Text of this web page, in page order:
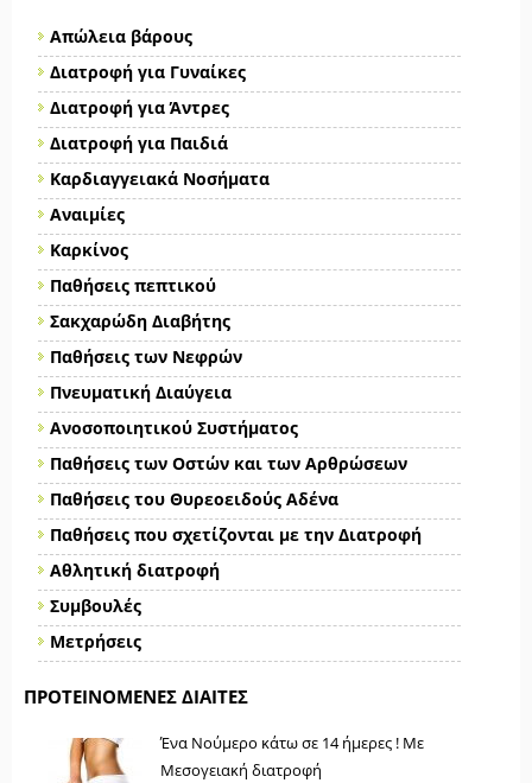
Απώλεια βάρους
Διατροφή για Γυναίκες
Διατροφή για Άντρες
Διατροφή για Παιδιά
Καρδιαγγειακά Νοσήματα
Αναιμίες
Καρκίνος
Παθήσεις πεπτικού
Σακχαρώδη Διαβήτης
Παθήσεις των Νεφρών
Πνευματική Διαύγεια
Ανοσοποιητικού Συστήματος
Παθήσεις των Οστών και των Αρθρώσεων
Παθήσεις του Θυρεοειδούς Αδένα
Παθήσεις που σχετίζονται με την Διατροφή
Αθλητική διατροφή
Συμβουλές
Μετρήσεις
ΠΡΟΤΕΙΝΌΜΕΝΕΣ ΔΊΑΙΤΕΣ
Ένα Νούμερο κάτω σε 14 ήμερες ! Με
Μεσογειακή διατροφή